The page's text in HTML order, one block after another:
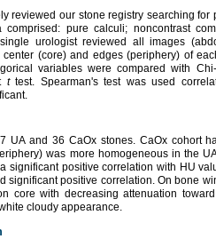
reviewed our stone registry searching
comprised: pure calculi; noncontrast
urologist reviewed all images
(core) and edges (periphery) of
variables were compared with
ttest. Spearman's test was used
UA and 36 CaOx stones. CaOx cohort
was more homogeneous in the
significant positive correlation with HU
significant positive correlation. On bone
core with decreasing attenuation
cloudy appearance.